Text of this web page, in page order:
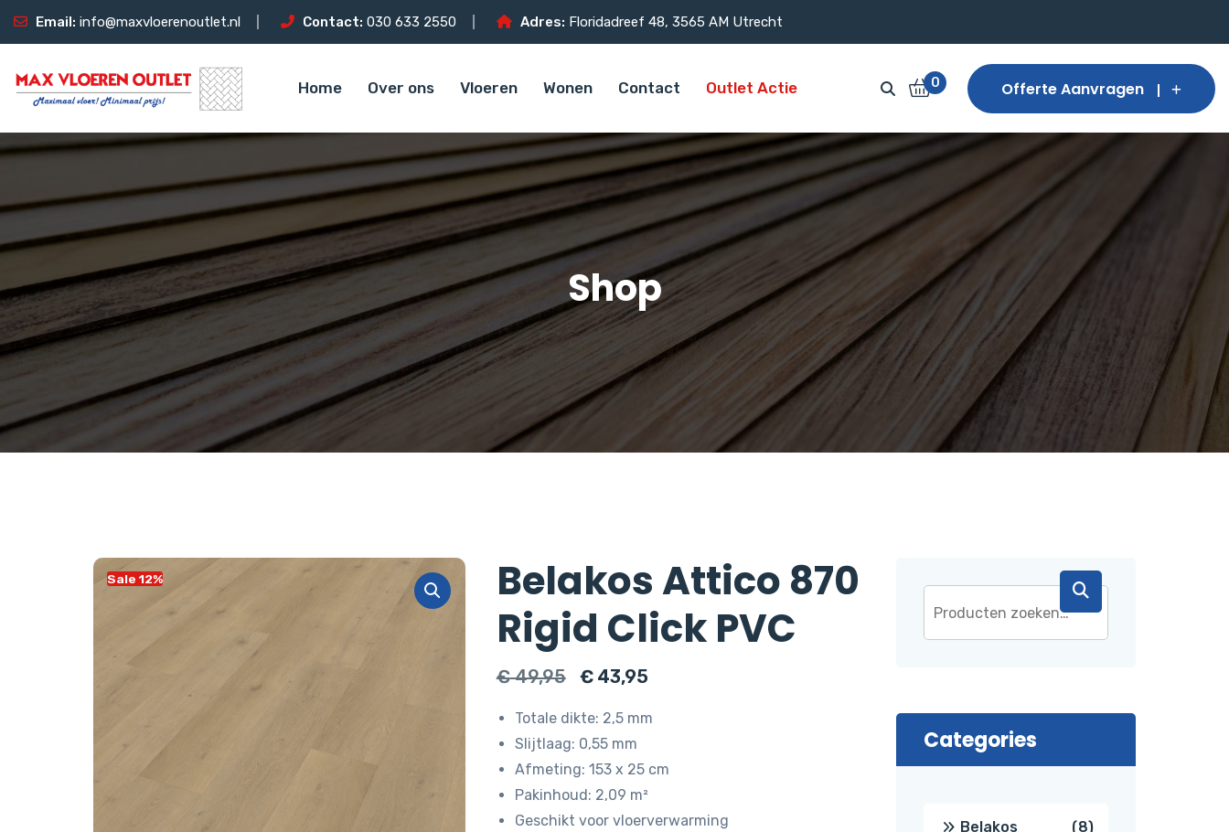
Email: info@maxvloerenoutlet.nl Contact: 030 633 2550 Adres: Floridadreef 48, 3565 AM Utrecht
Home Over ons Vloeren Wonen Contact Outlet Actie 0 Offerte Aanvragen
Shop
Sale 12%
Belakos Attico 870
Rigid Click PVC
€49,95
Oorspronkelijke
was:
€ 49,95.
€43,95Huidige
€ 43,95.
Totale dikte: 2,5 mm
Slijtlaag: 0,55 mm
Afmeting: 153 x 25 cm
Pakinhoud: 2,09 m²
Geschikt voor vloerverwarming
Categories
Belakos
88